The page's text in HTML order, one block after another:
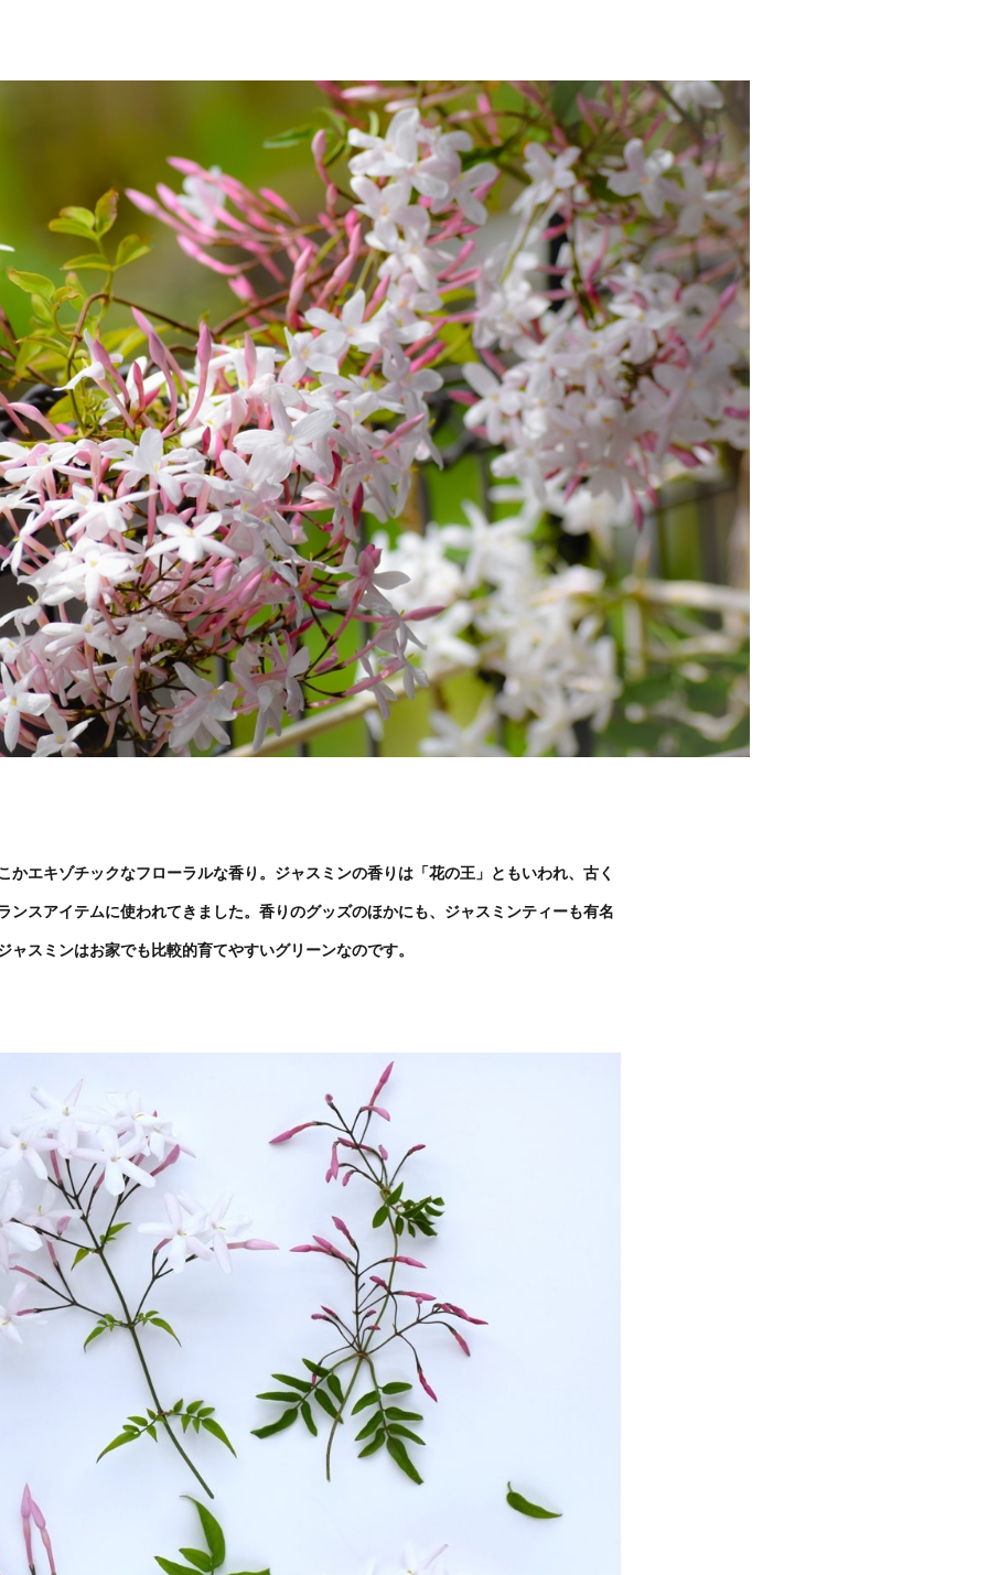
かエキゾチックなフローラルな香り。ジャスミンの香りは「花の王」ともいわれ、古く
ンスアイテムに使われてきました。香りのグッズのほかにも、ジャスミンティーも有名
ャスミンはお家でも比較的育てやすいグリーンなのです。